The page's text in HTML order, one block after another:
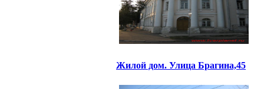
Жилой дом. Улица Брагина,45